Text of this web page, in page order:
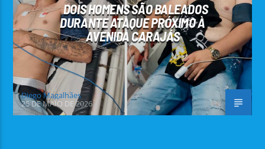
DOIS HOMENS SÃO BALEADOS
DURANTE ATAQUE PRÓXIMO À
AVENIDA CARAJÁS
Diego Magalhães
25 DE MAIO DE 2026